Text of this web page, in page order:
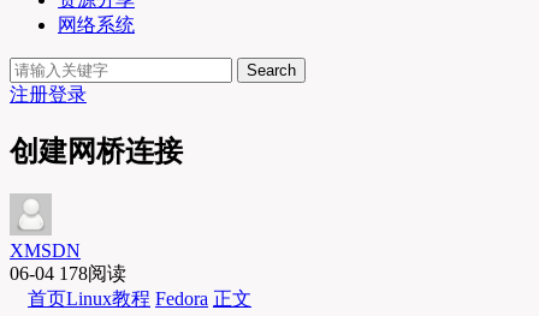
网络系统
Search
注册登录
创建网桥连接
XMSDN
06-04 178阅读
首页Linux教程 Fedora 正文